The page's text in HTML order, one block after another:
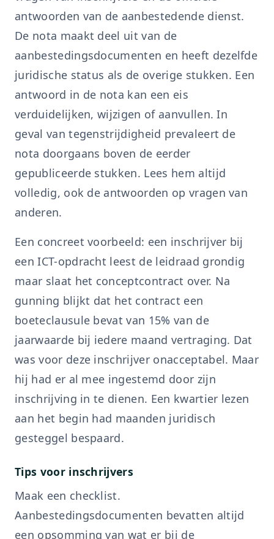
antwoorden van de aanbestedende dienst.
De nota maakt deel uit van de
aanbestedingsdocumenten en heeft dezelfde
juridische status als de overige stukken. Een
antwoord in de nota kan een eis
verduidelijken, wijzigen of aanvullen. In
geval van tegenstrijdigheid prevaleert de
nota doorgaans boven de eerder
gepubliceerde stukken. Lees hem altijd
volledig, ook de antwoorden op vragen van
anderen.
Een concreet voorbeeld: een inschrijver bij
een ICT-opdracht leest de leidraad grondig
maar slaat het conceptcontract over. Na
gunning blijkt dat het contract een
boeteclausule bevat van 15% van de
jaarwaarde bij iedere maand vertraging. Dat
was voor deze inschrijver onacceptabel. Maar
hij had er al mee ingestemd door zijn
inschrijving in te dienen. Een kwartier lezen
aan het begin had maanden juridisch
gesteggel bespaard.
Tips voor inschrijvers
Maak een checklist.
Aanbestedingsdocumenten bevatten altijd
een opsomming van wat er bij de